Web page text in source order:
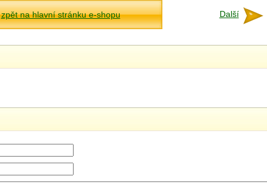
zpět na hlavní stránku e-shopu Další